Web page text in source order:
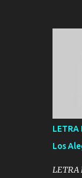
es...
reglas
orden
con
con los
se le
LETRA
Los
LETRA